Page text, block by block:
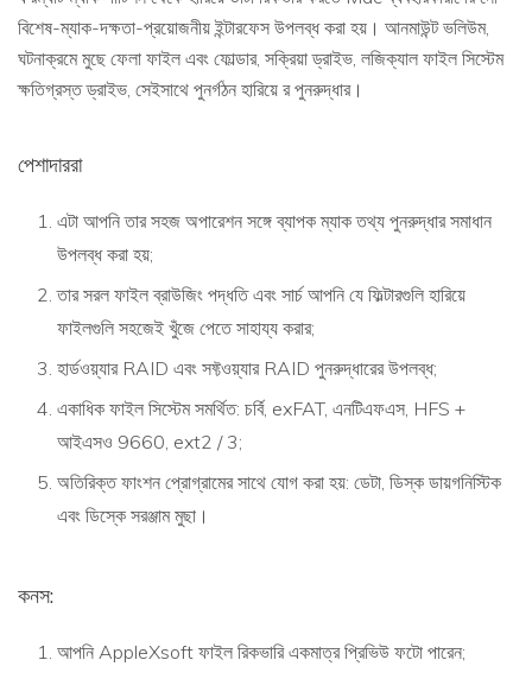
বিশেষ-ম্যাক-দক্ষতা-প্রয়োজনীয় ইন্টারফেস উপলব্ধ করা হয়। আনমাউন্ট ভলিউম,
ঘটনাক্রমে মুছে ফেলা ফাইল এবং ফোল্ডার, সক্রিয়া ড্রাইভ, লজিক্যাল ফাইল সিস্টেম
ক্ষতিগ্রস্ত ড্রাইভ, সেইসাথে পুনর্গঠন হারিয়ে র পুনরুদ্ধার।
পেশাদাররা
এটা আপনি তার সহজ অপারেশন সঙ্গে ব্যাপক ম্যাক তথ্য পুনরুদ্ধার সমাধান
উপলব্ধ করা হয়;
তার সরল ফাইল ব্রাউজিং পদ্ধতি এবং সার্চ আপনি যে ফিল্টারগুলি হারিয়ে
ফাইলগুলি সহজেই খুঁজে পেতে সাহায্য করার;
হার্ডওয়্যার RAID এবং সফ্টওয়্যার RAID পুনরুদ্ধারের উপলব্ধ;
একাধিক ফাইল সিস্টেম সমর্থিত: চর্বি, exFAT, এনটিএফএস, HFS +
আইএসও 9660, ext2 / 3;
অতিরিক্ত ফাংশন প্রোগ্রামের সাথে যোগ করা হয়: ডেটা, ডিস্ক ডায়গনিস্টিক
এবং ডিস্কে সরঞ্জাম মুছা।
কনস:
আপনি AppleXsoft ফাইল রিকভারি একমাত্র প্রিভিউ ফটো পারেন;